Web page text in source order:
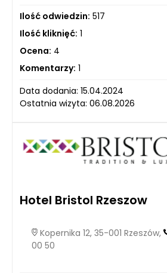
Ilość odwiedzin: 517
Ilość kliknięć: 1
Ocena: 4
Komentarzy: 1
Data dodania: 15.04.2024
Ostatnia wizyta: 06.08.2026
Hotel Bristol Rzeszow
Kopernika 12, 35-001 Rzeszów,
00 50